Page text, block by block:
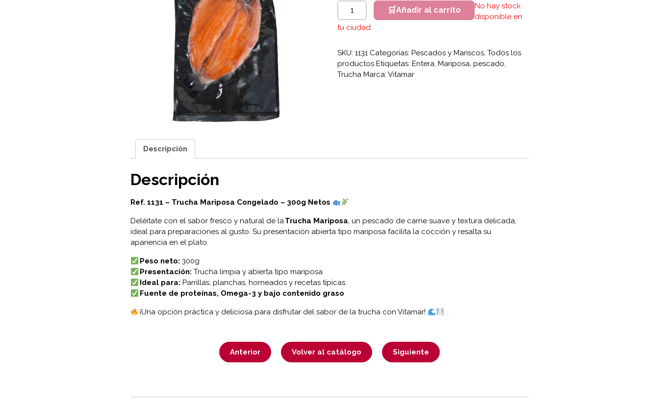
Trucha Mariposa x 300g Netos cantidad
Añadir al carrito
No hay stock
disponible en
tu ciudad.
SKU:1131 Categorías:Pescados y Mariscos ,Todos los
productos Etiquetas:Entera ,Mariposa ,pescado
Trucha Marca:Vitamar
Descripción
Descripción
Ref. 1131 – Trucha Mariposa Congelado – 300g Netos
Deléitate con el sabor fresco y natural de laTrucha Mariposa, un pescado de carne suave y textura delicada,
ideal para preparaciones al gusto. Su presentación abierta tipo mariposa facilita la cocción y resalta su
apariencia en el plato.
Peso neto: 300g
Presentación: Trucha limpia y abierta tipo mariposa
Ideal para: Parrillas, planchas, horneados y recetas típicas
Fuente de proteínas, Omega-3 y bajo contenido graso
¡Una opción práctica y deliciosa para disfrutar del sabor de la trucha con Vitamar!
Anterior Volver al catálogo Siguiente